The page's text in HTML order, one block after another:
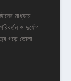
মাধ্যমে
ও দুর্যোগ
গড়ে তোলা